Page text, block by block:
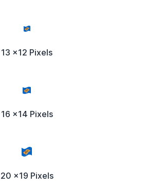
13 x12 Pixels
16 x14 Pixels
20 x19 Pixels